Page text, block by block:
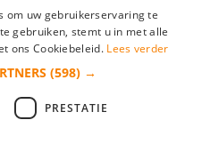
om uw gebruikerservaring te
gebruiken, stemt u in met alle
ons Cookiebeleid. Lees verder
(598) →
PRESTATIE